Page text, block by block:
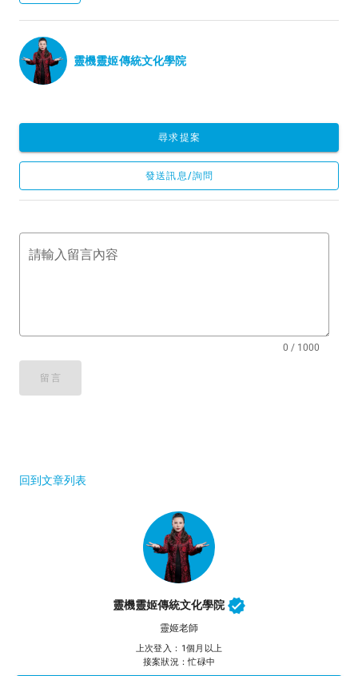
靈機靈姬傳統文化學院
尋求提案
發送訊息/詢問
請輸入留言內容
0 / 1000
留言
回到文章列表
靈機靈姬傳統文化學院
靈姬老師
上次登入：1個月以上
接案狀況：忙碌中